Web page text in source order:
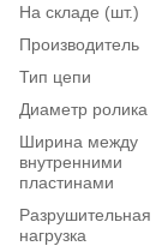
На складе (шт.)
Производитель
Тип цепи
Диаметр ролика
Ширина между
внутренними
пластинами
Разрушительная
нагрузка